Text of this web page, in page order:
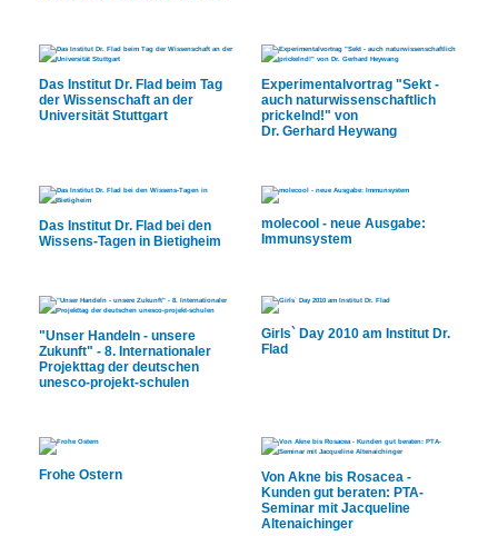
Das Institut Dr. Flad beim Tag
der Wissenschaft an der
Universität Stuttgart
Experimentalvortrag "Sekt -
auch naturwissenschaftlich
prickelnd!" von
Dr. Gerhard Heywang
Das Institut Dr. Flad bei den
Wissens-Tagen in Bietigheim
molecool - neue Ausgabe:
Immunsystem
"Unser Handeln - unsere
Zukunft" - 8. Internationaler
Projekttag der deutschen
unesco-projekt-schulen
Girls` Day 2010 am Institut Dr.
Flad
Frohe Ostern
Von Akne bis Rosacea -
Kunden gut beraten: PTA-
Seminar mit Jacqueline
Altenaichinger